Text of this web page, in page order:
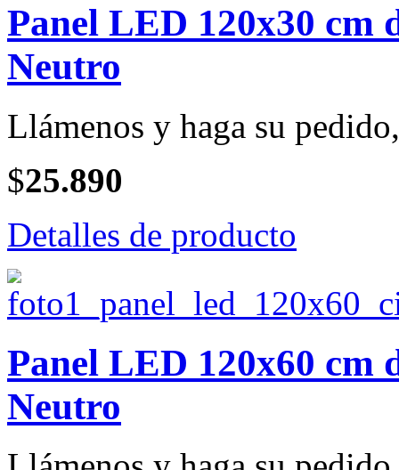
Panel LED 120x30 cm
Neutro
Llámenos y haga su
$25.890
Detalles de producto
Panel LED 120x60 cm
Neutro